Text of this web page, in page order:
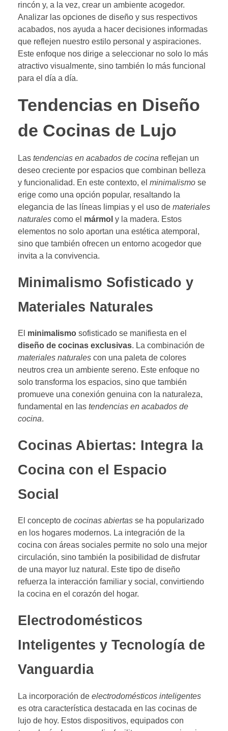
rincón y, a la vez, crear un ambiente acogedor.
Analizar las opciones de diseño y sus respectivos
acabados, nos ayuda a hacer decisiones informadas
que reflejen nuestro estilo personal y aspiraciones.
Este enfoque nos dirige a seleccionar no solo lo más
atractivo visualmente, sino también lo más funcional
para el día a día.
Tendencias en Diseño
de Cocinas de Lujo
Las tendencias en acabados de cocina reflejan un
deseo creciente por espacios que combinan belleza
y funcionalidad. En este contexto, el minimalismo se
erige como una opción popular, resaltando la
elegancia de las líneas limpias y el uso de materiales
naturales como el mármol y la madera. Estos
elementos no solo aportan una estética atemporal,
sino que también ofrecen un entorno acogedor que
invita a la convivencia.
Minimalismo Sofisticado y
Materiales Naturales
El minimalismo sofisticado se manifiesta en el
diseño de cocinas exclusivas. La combinación de
materiales naturales con una paleta de colores
neutros crea un ambiente sereno. Este enfoque no
solo transforma los espacios, sino que también
promueve una conexión genuina con la naturaleza,
fundamental en las tendencias en acabados de
cocina.
Cocinas Abiertas: Integra la
Cocina con el Espacio
Social
El concepto de cocinas abiertas se ha popularizado
en los hogares modernos. La integración de la
cocina con áreas sociales permite no solo una mejor
circulación, sino también la posibilidad de disfrutar
de una mayor luz natural. Este tipo de diseño
refuerza la interacción familiar y social, convirtiendo
la cocina en el corazón del hogar.
Electrodomésticos
Inteligentes y Tecnología de
Vanguardia
La incorporación de electrodomésticos inteligentes
es otra característica destacada en las cocinas de
lujo de hoy. Estos dispositivos, equipados con